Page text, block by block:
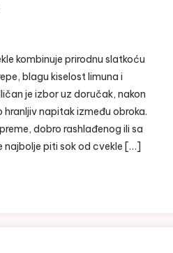
kombinuje prirodnu slatkoću
blagu kiselost limuna i
je izbor uz doručak, nakon
napitak između obroka.
dobro rashlađenog ili sa
najbolje piti sok od cvekle […]